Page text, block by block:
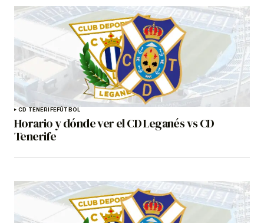
CD TENERIFEFÚTBOL
Horario y dónde ver el CD Leganés vs CD
Tenerife